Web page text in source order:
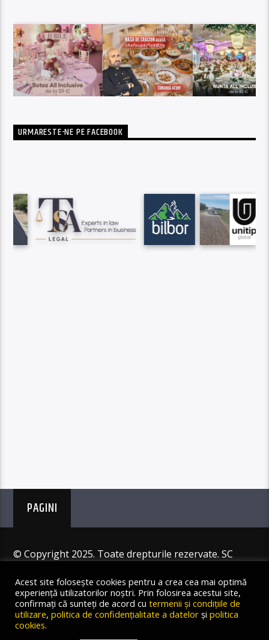
URMARESTE-NE PE FACEBOOK
PAGINI
© Copyright 2025. Toate drepturile rezervate. SC
Acest site folosește cookies pentru a crea cea mai optimă
experiență utilizatorilor noștri. Prin folosirea acestui site,
confirmați că sunteți de acord cu termenii și condițiile de
utilizare, politica de confidențialitate a datelor și politica
cookies.